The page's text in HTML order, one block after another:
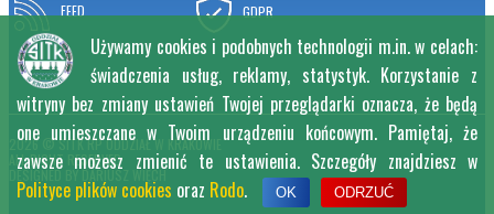
FEED GDPR
2026 © SITK RP ODDZIAŁ W KRAKOWIE
ALL RIGHT RESERVED
DESIGNED BYDARIUSZ WIĘCH
Używamy cookies i podobnych technologii m.in. w celach:
świadczenia usług, reklamy, statystyk. Korzystanie z
witryny bez zmiany ustawień Twojej przeglądarki oznacza, że będą
one umieszczane w Twoim urządzeniu końcowym. Pamiętaj, że
zawsze możesz zmienić te ustawienia. Szczegóły znajdziesz w
Polityce plików cookies oraz Rodo. OK ODRZUĆ